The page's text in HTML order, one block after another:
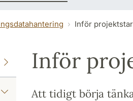
Inför
Inför
Att tidigt börja